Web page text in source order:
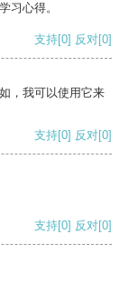
习心得。
支持[0] 反对[0]
，我可以使用它来
支持[0] 反对[0]
支持[0] 反对[0]